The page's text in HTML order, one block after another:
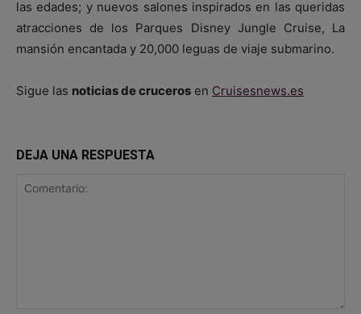
las edades; y nuevos salones inspirados en las queridas
atracciones de los Parques Disney Jungle Cruise, La
mansión encantada y 20,000 leguas de viaje submarino.
Sigue las noticias de cruceros en Cruisesnews.es
DEJA UNA RESPUESTA